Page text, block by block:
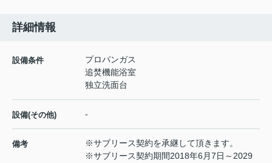
詳細情報
設備条件
プロパンガス
追焚機能浴室
独立洗面台
設備(その他) -
備考
※サブリース契約を承継して頂きます。
※サブリース契約期間2018年6月7日～2029